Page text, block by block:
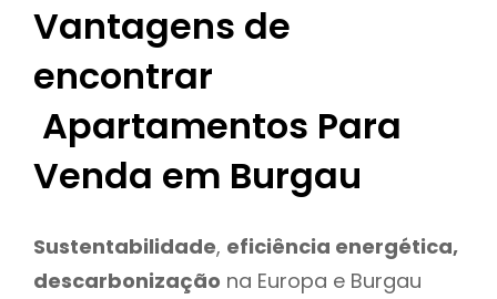
Vantagens de
encontrar
Apartamentos Para
Venda em Burgau
Sustentabilidade, eficiência energética,
descarbonização na Europa e Burgau